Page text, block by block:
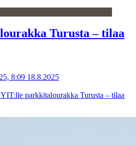
Turusta – tilaa
8:09 18.8.2025
parkkitalourakka Turusta – tilaa